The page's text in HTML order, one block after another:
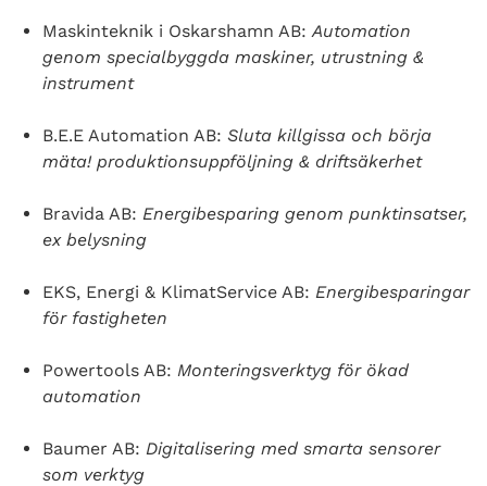
Maskinteknik i Oskarshamn AB: Automation
genom specialbyggda maskiner, utrustning &
instrument
B.E.E Automation AB: Sluta killgissa och börja
mäta! produktionsuppföljning & driftsäkerhet
Bravida AB: Energibesparing genom punktinsatser,
ex belysning
EKS, Energi & KlimatService AB: Energibesparingar
för fastigheten
Powertools AB: Monteringsverktyg för ökad
automation
Baumer AB: Digitalisering med smarta sensorer
som verktyg